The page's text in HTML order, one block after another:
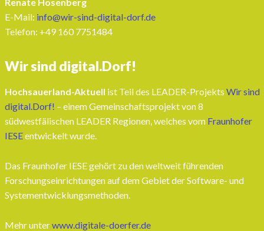
E-Mail: info@wir-sind-digital-dorf.de
Telefon: ‭+49 160 7751484‬
Wir sind digital.Dorf!
Hochsauerland-Aktuell ist Teil des LEADER-Projekts Wir sind
digital.Dorf! – einem Gemeinschaftsprojekt von 8
südwestfälischen LEADER Regionen, welches vom Fraunhofer
IESEentwickelt wurde.
Das Fraunhofer IESE gehört zu den weltweit führenden
Forschungseinrichtungen auf dem Gebiet der Software- und
Systementwicklungsmethoden.
Mehr unterwww.digitale-doerfer.de